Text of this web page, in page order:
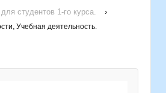
студентов 1-го курса.
›
, Учебная деятельность.